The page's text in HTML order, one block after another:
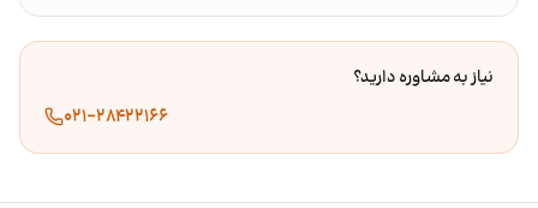
نیاز به مشاوره دارید؟
۰۲۱-۲۸۴۲۲۱۶۶